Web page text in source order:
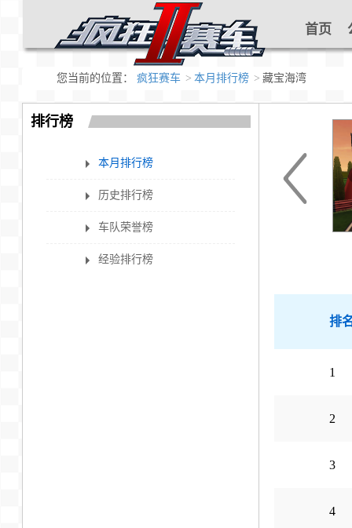
首页
您当前的位置： 疯狂赛车 本月排行榜 藏宝海湾
排行榜
本月排行榜
历史排行榜
车队荣誉榜
经验排行榜
排
1
2
3
4